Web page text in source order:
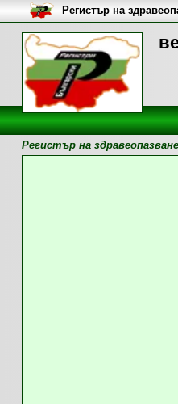
Регистър на
Регистър на